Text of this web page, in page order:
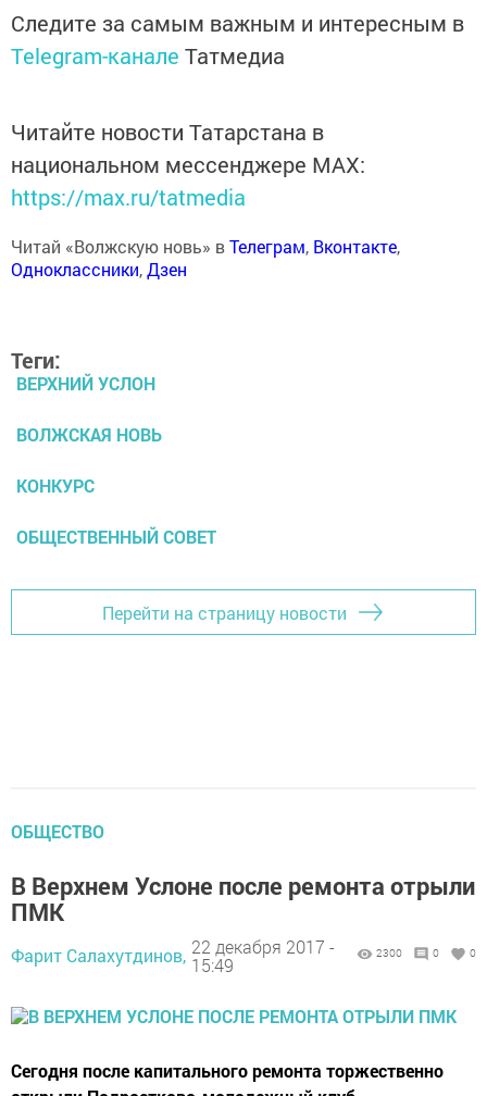
Следите за самым важным и интересным в
Telegram-канале Татмедиа
Читайте новости Татарстана в
национальном мессенджере MАХ:
https://max.ru/tatmedia
Читай «Волжскую новь» вТелеграм, Вконтакте,
Одноклассники,Дзен
Теги:
ВЕРХНИЙ УСЛОН
ВОЛЖСКАЯ НОВЬ
КОНКУРС
ОБЩЕСТВЕННЫЙ СОВЕТ
Перейти на страницу новости
ОБЩЕСТВО
В Верхнем Услоне после ремонта отрыли
ПМК
Фарит Салахутдинов, 22 декабря 2017 -
15:49
2300 0 0
Сегодня после капитального ремонта торжественно